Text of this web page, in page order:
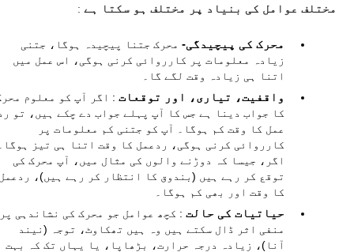
مختلف عوامل کی بنیاد پر مختلف ہو سکتا ہے :
محرک کی پیچیدگی- محرک جتنا پیچیدہ ہوگا، جتنی
زیادہ معلومات پر کارروائی کرنی ہوگی، اس عمل میں
اتنا ہی زیادہ وقت لگے گا۔
واقفیت، تیاری، اور توقعات : اگر آپ کو معلوم
کا جواب دینا ہے جس کا آپ پہلے جواب دے چکے ہیں، تو
عمل کا وقت کم ہوگا۔ آپ کو جتنی کم معلومات پر
کارروائی کرنی ہوگی، ردعمل کا وقت اتنا ہی تیز
اگر، جیسا کہ دوڑنے والوں کی مثال میں، آپ محرک کی
توقع کر رہے ہیں (بندوق کا انتظار کر رہے ہیں)،
کا وقت اور بھی کم ہوگا۔
حیاتیات کی حالت : کچھ عوامل جو محرک کی نشاندہی پر
منفی اثر ڈال سکتے ہیں وہ ہیں تھکاوٹ، توجہ (نیند
آنا)، زیادہ درجہ حرارت، بڑھاپا، یا یہاں تک کہ بہت